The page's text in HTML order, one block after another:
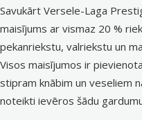
Savukārt Versele-Laga
maisījums ar vismaz 20 %
pekanriekstu, valriekstu un
Visos maisījumos ir
stipram knābim un veseliem
noteikti ievēros šādu